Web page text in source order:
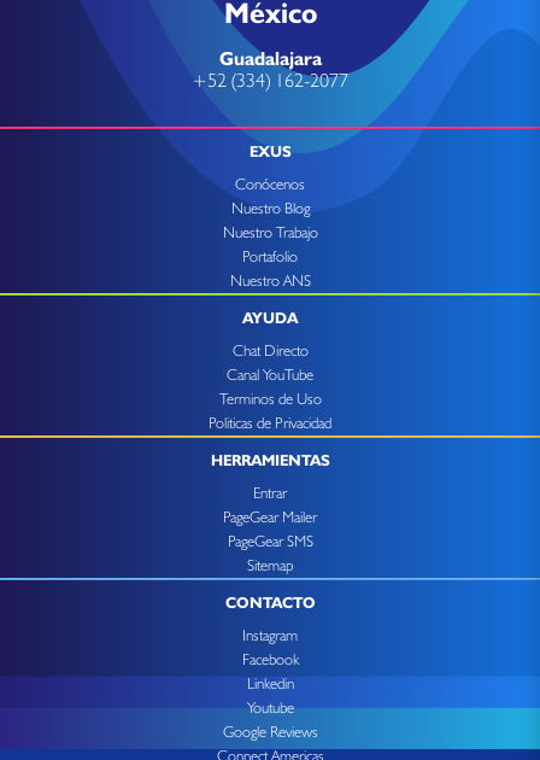
México
Guadalajara
+52 (334) 162-2077
EXUS
Conócenos
Nuestro Blog
Nuestro Trabajo
Portafolio
Nuestro ANS
AYUDA
Chat Directo
Canal YouTube
Terminos de Uso
Politicas de Privacidad
HERRAMIENTAS
Entrar
PageGear Mailer
PageGear SMS
Sitemap
CONTACTO
Instagram
Facebook
Linkedin
Youtube
Google Reviews
Connect Americas